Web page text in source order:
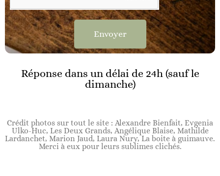
Envoyer
Réponse dans un délai de 24h (sauf le
dimanche)
Crédit photos sur tout le site : Alexandre Bienfait, Evgenia
Ulko-Huc, Les Deux Grands, Angélique Blaise, Mathilde
Lardanchet, Marion Jaud, Laura Nury, La boite à guimauve.
Merci à eux pour leurs sublimes clichés.